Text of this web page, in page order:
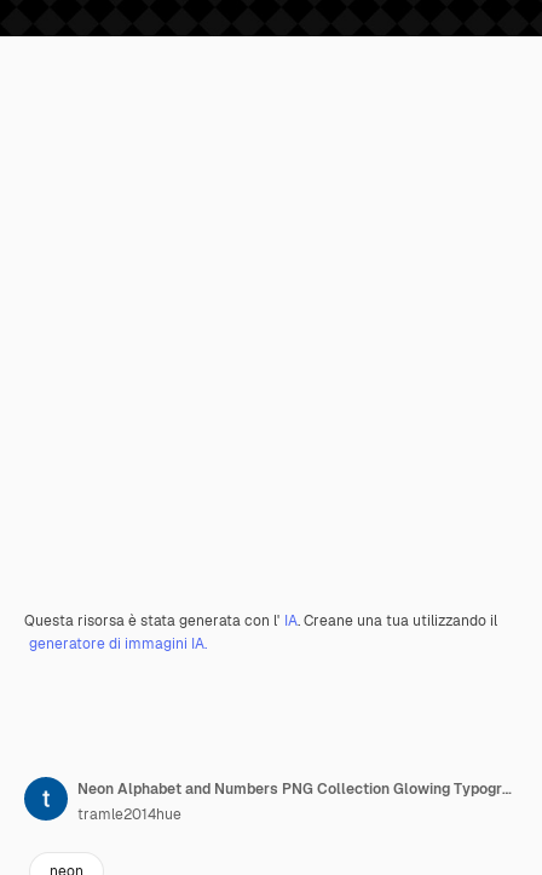
Questa risorsa è stata generata con l' IA. Creane una tua utilizzando il
generatore di immagini IA.
Neon Alphabet and Numbers PNG Collection Glowing Typography Elemento di progettazione per l'arte grafica moderna
tramle2014hue
neon